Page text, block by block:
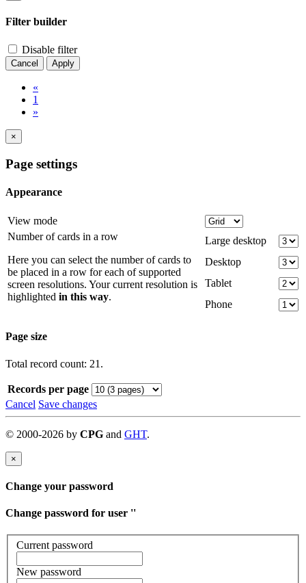
Filter builder
Disable filter
Cancel Apply
«
1
»
×
Page settings
Appearance
View mode
Number of cards in a row
Here you can select the number of cards to
be placed in a row for each of supported
screen resolutions. Your current resolution is
highlighted in this way.
Large desktop
Desktop
Tablet
Phone
Page size
Total record count: 21.
Records per page
Cancel Save changes
© 2000-2026 by CPG and GHT.
×
Change your password
Change password for user ''
Current password
New password